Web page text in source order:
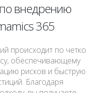
внедрению
365
происходит по четко
обеспечивающему
рисков и быструю
Благодаря